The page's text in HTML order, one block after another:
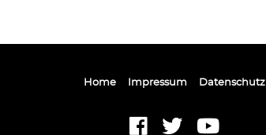
Home Impressum Datenschutz